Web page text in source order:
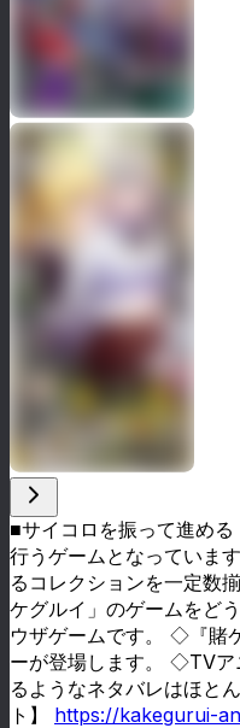
■サイコロを振って進め
行うゲームとなっていま
るコレクションを一定数
ケグルイ」のゲームをど
ウザゲームです。 ◇『賭
ーが登場します。 ◇TVア
るようなネタバレはほと
ト】 https://kakegurui-